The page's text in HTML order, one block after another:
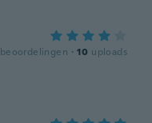
beoordelingen · 10 uploads